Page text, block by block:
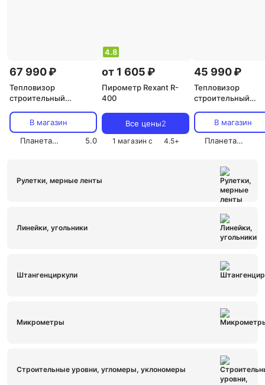
67 990 ₽
Тепловизор
строительный
В магазин
Планетарий Магазин
5.0
4.8
от 1 605 ₽
Пирометр Rexant R-
400
Все цены2
1 магазин с 4.5+
45 990 ₽
Тепловизор
строительный
В магазин
Планетарий Магазин
Рулетки, мерные ленты
Линейки, угольники
Штангенциркули
Микрометры
Строительные уровни, угломеры, уклономеры